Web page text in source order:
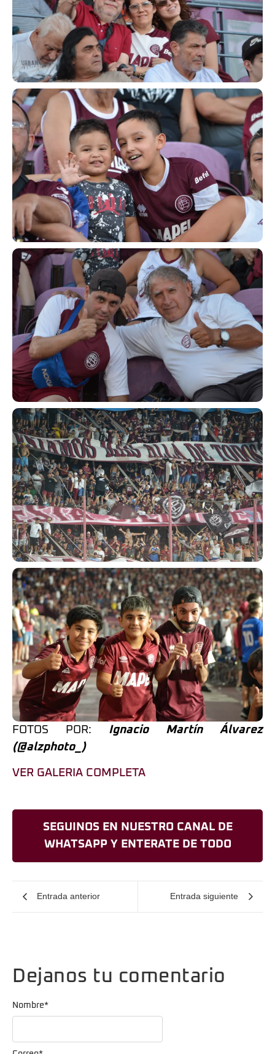
FOTOS POR: Ignacio Martín Álvarez
(@alzphoto_)
VER GALERIA COMPLETA
SEGUINOS EN NUESTRO CANAL DE
WHATSAPP Y ENTERATE DE TODO
Entrada anterior Entrada siguiente
Dejanos tu comentario
Nombre*